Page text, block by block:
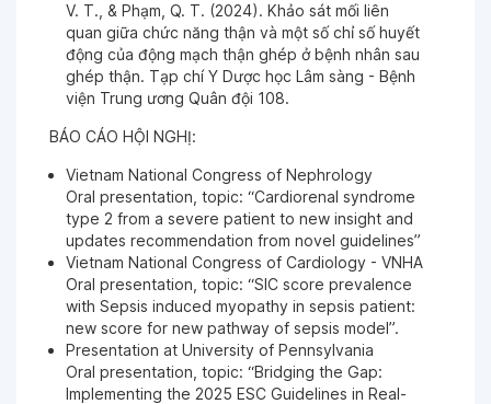
V. T., & Phạm, Q. T. (2024). Khảo sát mối liên
quan giữa chức năng thận và một số chỉ số huyết
động của động mạch thận ghép ở bệnh nhân sau
ghép thận. Tạp chí Y Dược học Lâm sàng - Bệnh
viện Trung ương Quân đội 108.
BÁO CÁO HỘI NGHỊ:
Vietnam National Congress of Nephrology
Oral presentation, topic: “Cardiorenal syndrome
type 2 from a severe patient to new insight and
updates recommendation from novel guidelines”
Vietnam National Congress of Cardiology - VNHA
Oral presentation, topic: “SIC score prevalence
with Sepsis induced myopathy in sepsis patient:
new score for new pathway of sepsis model”.
Presentation at University of Pennsylvania
Oral presentation, topic: “Bridging the Gap:
Implementing the 2025 ESC Guidelines in Real-